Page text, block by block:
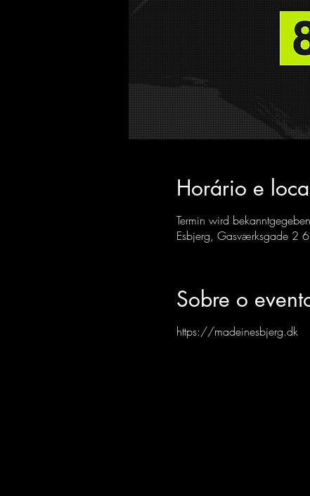
Horário e
Termin wird bekanntgegeben
Esbjerg, Gasværksgade 2
Sobre o
https://madeinesbjerg.dk